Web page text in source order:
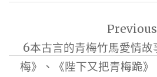
導
Previous
6本古言的青梅竹馬愛情故
梅》、《陛下又把青梅跪》